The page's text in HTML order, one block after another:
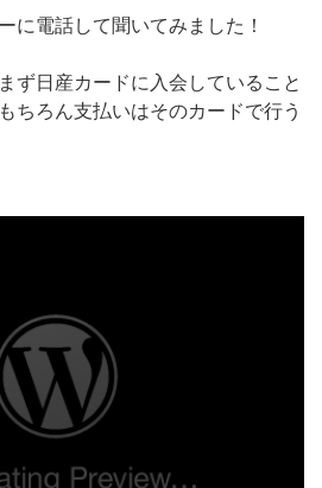
に電話して聞いてみました！
ず日産カードに入会していること
ちろん支払いはそのカードで行う